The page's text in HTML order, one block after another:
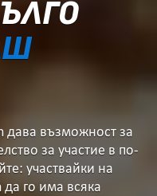
дава възможност за
за участие в по-
участвайки на
да го има всяка